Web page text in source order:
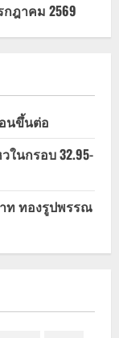
ฎาคม 2569
นขึ้นต่อ
ในกรอบ 32.95-
าท ทองรูปพรรณ